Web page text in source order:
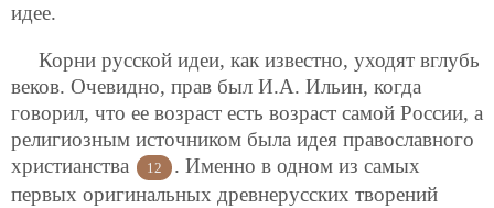
идее.
Корни русской идеи, как известно, уходят вглубь
веков. Очевидно, прав был И.А. Ильин, когда
говорил, что ее возраст есть возраст самой России, а
религиозным источником была идея православного
христианства
12
. Именно в одном из самых
первых оригинальных древнерусских творений